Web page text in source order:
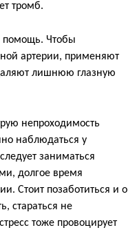
тромб.
помощь. Чтобы
артерии, применяют
лишнюю глазную
непроходимость
наблюдаться у
заниматься
долгое время
Стоит позаботиться и о
стараться не
тоже провоцирует